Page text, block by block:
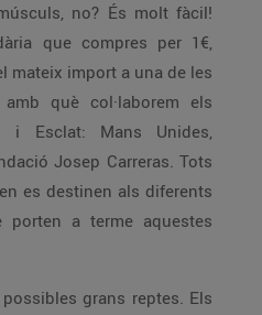
no? És molt fàcil!
que compres per 1€,
mateix import a una de les
amb què col·laborem els
i Esclat: Mans Unides,
Josep Carreras. Tots
es destinen als diferents
porten a terme aquestes
grans reptes. Els